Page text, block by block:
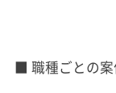
■ 職種ごとの案